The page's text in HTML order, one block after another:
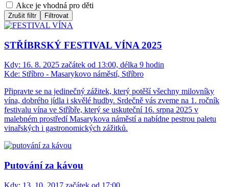
Akce je vhodná pro děti
Zrušit filtr Filtrovat
STŘÍBRSKÝ FESTIVAL VÍNA 2025
Kdy: 16. 8. 2025 začátek od 13:00, délka 9 hodin
Kde: Stříbro - Masarykovo náměstí, Stříbro
Připravte se na jedinečný zážitek, který potěší všechny milovníky
vína, dobrého jídla i skvělé hudby. Srdečně vás zveme na 1. ročník
festivalu vína ve Stříbře, který se uskuteční 16. srpna 2025 v
malebném prostředí Masarykova náměstí a nabídne pestrou paletu
vinařských i gastronomických zážitků.
Putování za kávou
Kdy: 13. 10. 2017 začátek od 17:00